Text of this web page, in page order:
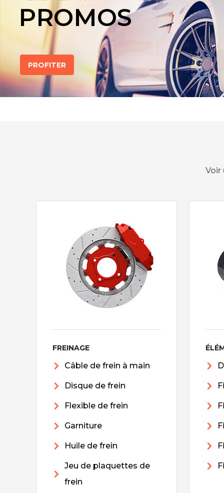
PROMOS
PROFITER
Voir
FREINAGE
Câble de frein à main
Disque de frein
Flexible de frein
Garniture
Huile de frein
Jeu de plaquettes de
frein